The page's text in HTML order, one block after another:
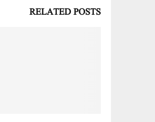
RELATED POSTS